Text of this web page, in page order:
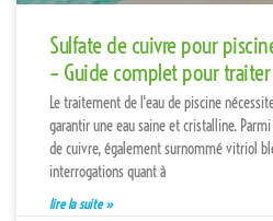
Sulfate de cuivre pour
– Guide complet pour
Le traitement de l'eau de piscine
garantir une eau saine et cristalline.
de cuivre, également surnommé vitriol
interrogations quant à
lire la suite »